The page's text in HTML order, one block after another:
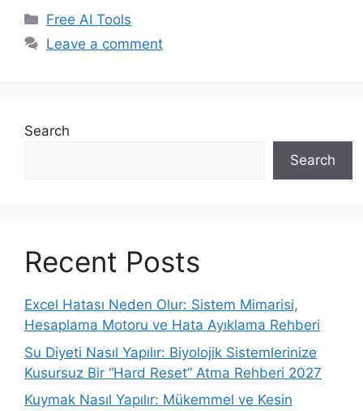
Categories
Free AI Tools
Leave a comment
Search
Search
Recent Posts
Excel Hatası Neden Olur: Sistem Mimarisi,
Hesaplama Motoru ve Hata Ayıklama Rehberi
Su Diyeti Nasıl Yapılır: Biyolojik Sistemlerinize
Kusursuz Bir “Hard Reset” Atma Rehberi 2027
Kuymak Nasıl Yapılır: Mükemmel ve Kesin